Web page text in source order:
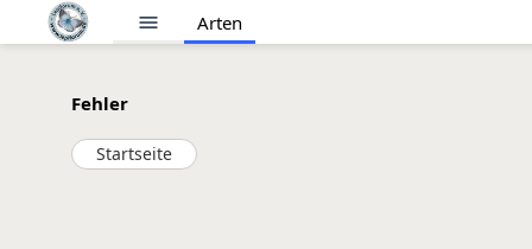
menu Arten
Fehler
Startseite